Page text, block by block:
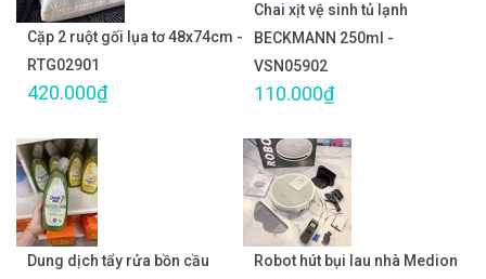
Cặp 2 ruột gối lụa tơ 48x74cm -
RTG02901
420.000₫
Chai xịt vệ sinh tủ lạnh
BECKMANN 250ml -
VSN05902
110.000₫
Dung dịch tẩy rửa bồn cầu
Robot hút bụi lau nhà Medion